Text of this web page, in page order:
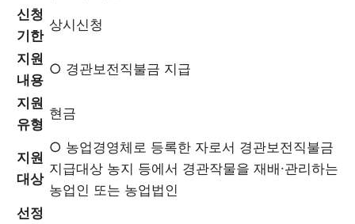
신청
기한
상시신청
지원
내용
○ 경관보전직불금 지급
지원
유형
현금
지원
대상
○ 농업경영체로 등록한 자로서 경관보전직불금
지급대상 농지 등에서 경관작물을 재배∙관리하는
농업인 또는 농업법인
선정